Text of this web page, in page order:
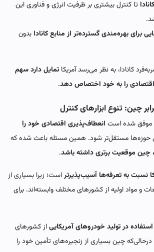
تا کنترل بیشتری بر ظرفیت انرژی و فناوری این
برای بهره‌مندی گسترده‌تر از منابع کانادا بدون
کانادا، به نظر می‌رسد آمریکا تمایل دارد سهم
را به خود اختصاص دهد.
چین: تنوع ابزارهای کنترل
موفق شده است انعطاف‌پذیری اقتصادی خود را
حوزه‌ها مستقل‌تر شود. همین مسئله باعث شده که
چین موقعیت برتری داشته باشد.
نسبت به تعرفه‌ها آسیب‌پذیرتراست؛ زیرا بسیاری از
و مواد اولیه از کشورهای مختلف وابسته‌اند. برای
از کشورهای
چین بسیاری از زنجیره‌های تأمین خود را